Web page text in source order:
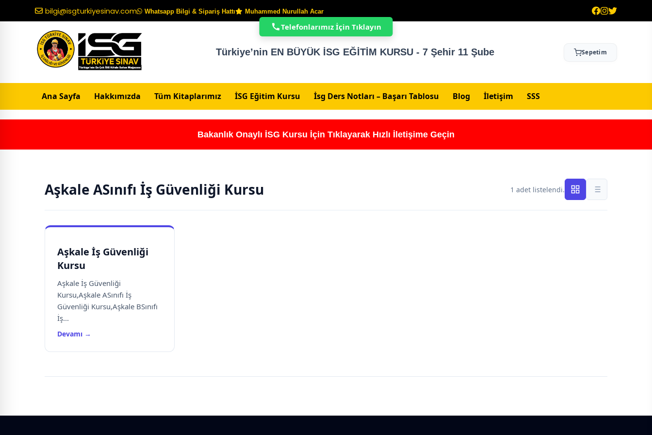
bilgi@isgturkiyesinav.com Whatsapp Bilgi & Sipariş Hattı Muhammed Nurullah Acar
Türkiye’nin EN BÜYÜK İSG EĞİTİM KURSU - 7 Şehir 11 Şube Sepetim
Ana Sayfa Hakkımızda Tüm Kitaplarımız İSG Eğitim Kursu İsg Ders Notları – Başarı Tablosu Blog İletişim SSS
Bakanlık Onaylı İSG Kursu İçin Tıklayarak Hızlı İletişime Geçin
Aşkale ASınıfı İş Güvenliği Kursu 1 adet listelendi.
Aşkale İş Güvenliği
Kursu
Aşkale İş Güvenliği
Kursu,Aşkale ASınıfı İş
Güvenliği Kursu,Aşkale BSınıfı
İş...
Devamı →
Telefonlarımız İçin Tıklayın